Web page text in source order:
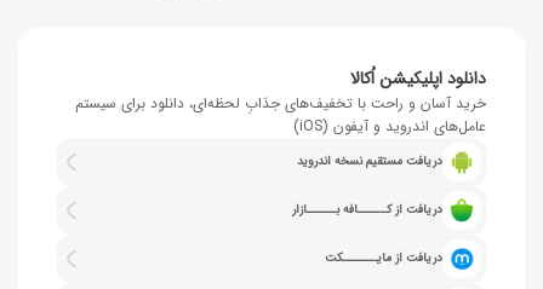
دانلود اپلیکیشن اُکالا
خرید آسان و راحت با تخفیف‌های جذابِ لحظه‌ای، دانلود برای سیستم
عامل‌های اندروید و آیفون (iOS)
دریافت مستقیم نسخه اندروید
دریافت از کــــــافه بــــــازار
دریافت از مایـــــــکت